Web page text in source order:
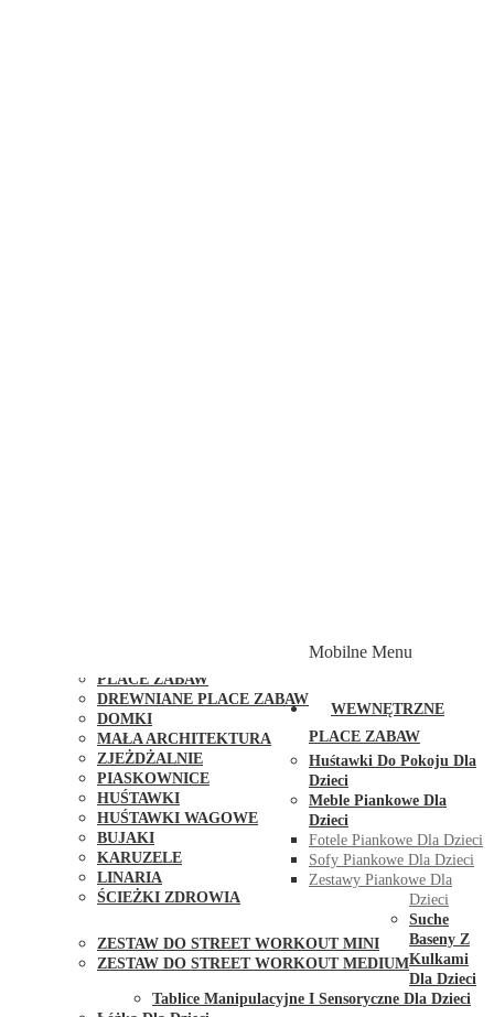
PLACE ZABAW
DREWNIANE PLACE ZABAW
DOMKI
MAŁA ARCHITEKTURA
ZJEŻDŻALNIE
PIASKOWNICE
HUŚTAWKI
HUŚTAWKI WAGOWE
BUJAKI
KARUZELE
LINARIA
ŚCIEŻKI ZDROWIA
ZESTAW DO STREET WORKOUT MINI
ZESTAW DO STREET WORKOUT MEDIUM
Mobilne Menu
WEWNĘTRZNE
PLACE ZABAW
Huśtawki Do Pokoju Dla
Dzieci
Meble Piankowe Dla
Dzieci
Fotele Piankowe Dla Dzieci
Sofy Piankowe Dla Dzieci
Zestawy Piankowe Dla
Dzieci
Suche
Baseny Z
Kulkami
Dla Dzieci
Tablice Manipulacyjne I Sensoryczne Dla Dzieci